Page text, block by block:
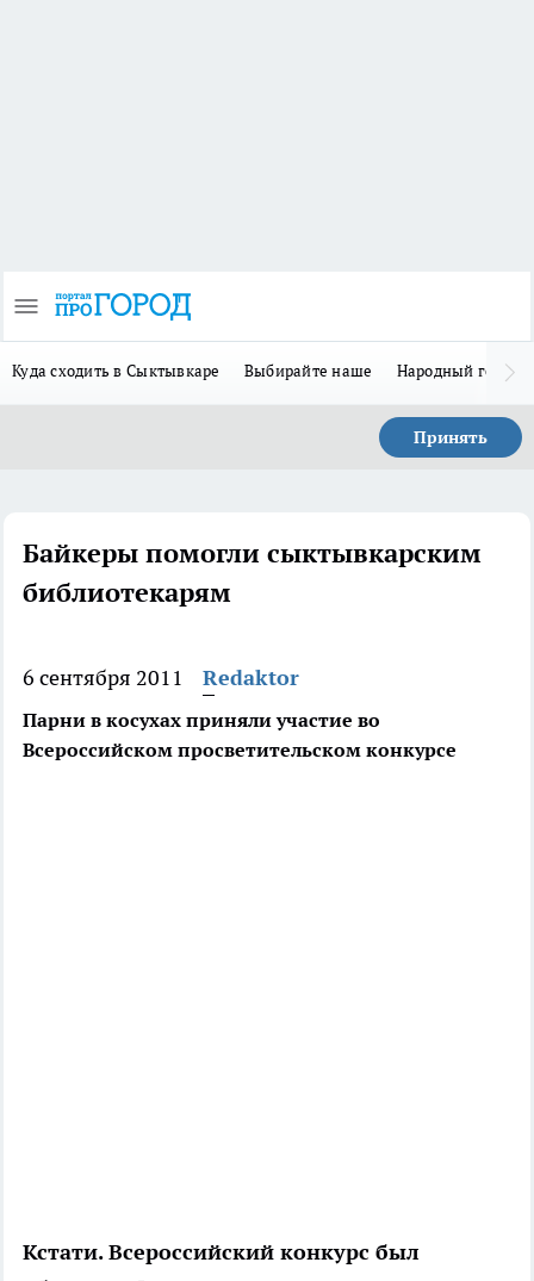
Куда сходить в Сыктывкаре Выбирайте наше Народный герой
Принять
Байкеры помогли сыктывкарским
библиотекарям
6 сентября 2011 Redaktor
Парни в косухах приняли участие во
Всероссийском просветительском конкурсе
Кстати. Всероссийский конкурс был